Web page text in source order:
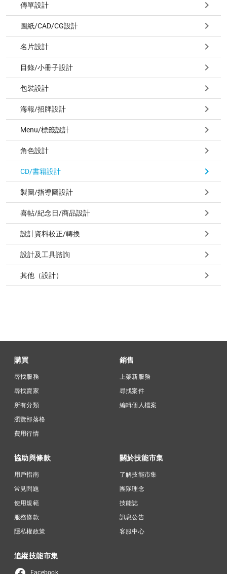
傳單設計
圖紙/CAD/CG設計
名片設計
目錄/小冊子設計
包裝設計
海報/招牌設計
Menu/標籤設計
角色設計
CD/書籍設計
製圖/指導圖設計
喜帖/紀念日/商品設計
設計資料校正/轉換
設計及工具諮詢
其他（設計）
購買
尋找服務
尋找賣家
所有分類
瀏覽部落格
費用行情
銷售
上架新服務
尋找案件
編輯個人檔案
協助與條款
用戶指南
常見問題
使用規範
服務條款
隱私權政策
關於技能市集
了解技能市集
團隊理念
技能誌
訊息公告
客服中心
追縱技能市集
Facebook